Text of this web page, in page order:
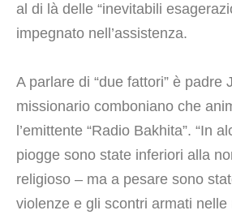
al di là delle “inevitabili
impegnato nell’assistenza.
A parlare di “due fattori” è padre
missionario comboniano che
l’emittente “Radio Bakhita”. “In
piogge sono state inferiori alla
religioso – ma a pesare sono
violenze e gli scontri armati nelle